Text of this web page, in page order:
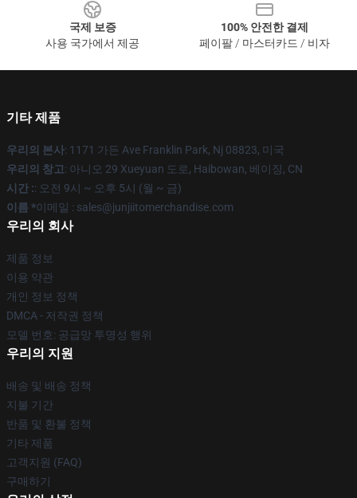
국제 보증
사용 국가에서 제공
100% 안전한 결제
페이팔 / 마스터카드 / 비자
기타 제품
우리의 본사: 1171 가든 Ave Franklin Park, Nj 08823, 미국
우리의 창고: 아니오 29 Xueyuan 도로, Haibowan, 베이징, CN
시간 :: 오전 9시 ~ 오후 5시 (월 ~ 금)
이름 *이메일 : sales@junjiitomerchandise.com
우리의 회사
제품 정보
이용 약관
개인 정보 정책
DMCA - 저작권 정책
모델 번호: 공급망 투명성 행위
우리의 지원
배송 및 배송 정책
지불 기간
반품 및 환불 정책
기타 제품
고객지원 (FAQ)
구매하기